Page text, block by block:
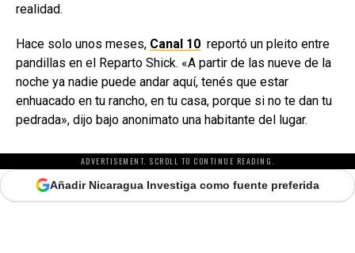
realidad.
Hace solo unos meses, Canal 10 reportó un pleito entre
pandillas en el Reparto Shick. «A partir de las nueve de la
noche ya nadie puede andar aquí, tenés que estar
enhuacado en tu rancho, en tu casa, porque si no te dan tu
pedrada», dijo bajo anonimato una habitante del lugar.
ADVERTISEMENT. SCROLL TO CONTINUE READING.
Añadir Nicaragua Investiga como fuente preferida